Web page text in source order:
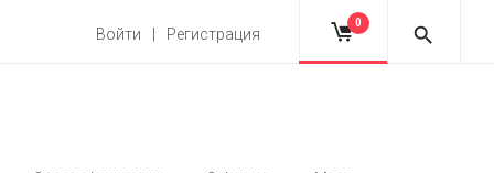
Войти | Регистрация
0